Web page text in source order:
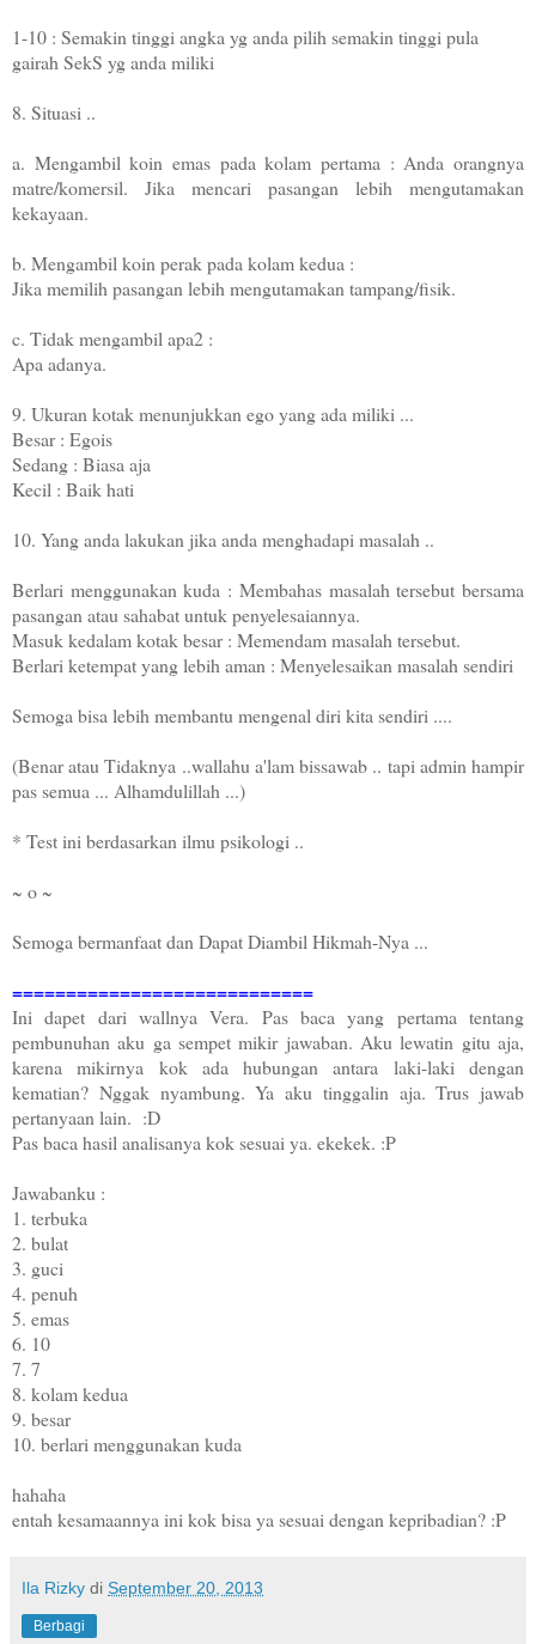
1-10 : Semakin tinggi angka yg anda pilih semakin tinggi pula
gairah SekS yg anda miliki
8. Situasi ..
a. Mengambil koin emas pada kolam pertama : Anda orangnya
matre/komersil. Jika mencari pasangan lebih mengutamakan
kekayaan.
b. Mengambil koin perak pada kolam kedua :
Jika memilih pasangan lebih mengutamakan tampang/fisik.
c. Tidak mengambil apa2 :
Apa adanya.
9. Ukuran kotak menunjukkan ego yang ada miliki ...
Besar : Egois
Sedang : Biasa aja
Kecil : Baik hati
10. Yang anda lakukan jika anda menghadapi masalah ..
Berlari menggunakan kuda : Membahas masalah tersebut bersama
pasangan atau sahabat untuk penyelesaiannya.
Masuk kedalam kotak besar : Memendam masalah tersebut.
Berlari ketempat yang lebih aman : Menyelesaikan masalah sendiri
Semoga bisa lebih membantu mengenal diri kita sendiri ....
(Benar atau Tidaknya ..wallahu a'lam bissawab .. tapi admin hampir
pas semua ... Alhamdulillah ...)
* Test ini berdasarkan ilmu psikologi ..
~ o ~
Semoga bermanfaat dan Dapat Diambil Hikmah-Nya ...
============================
Ini dapet dari wallnya Vera. Pas baca yang pertama tentang
pembunuhan aku ga sempet mikir jawaban. Aku lewatin gitu aja,
karena mikirnya kok ada hubungan antara laki-laki dengan
kematian? Nggak nyambung. Ya aku tinggalin aja. Trus jawab
pertanyaan lain. :D
Pas baca hasil analisanya kok sesuai ya. ekekek. :P
Jawabanku :
1. terbuka
2. bulat
3. guci
4. penuh
5. emas
6. 10
7. 7
8. kolam kedua
9. besar
10. berlari menggunakan kuda
hahaha
entah kesamaannya ini kok bisa ya sesuai dengan kepribadian? :P
Ila Rizky di September 20, 2013
Berbagi